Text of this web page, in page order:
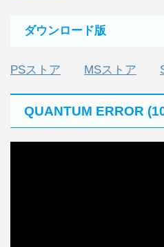
ダウンロード版
PSストア MSストア
QUANTUM ERROR